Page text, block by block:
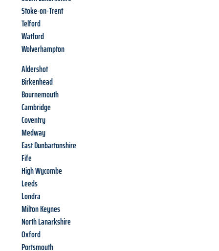
Stoke-on-Trent
Telford
Watford
Wolverhampton
Aldershot
Birkenhead
Bournemouth
Cambridge
Coventry
Medway
East Dunbartonshire
Fife
High Wycombe
Leeds
Londra
Milton Keynes
North Lanarkshire
Oxford
Portsmouth